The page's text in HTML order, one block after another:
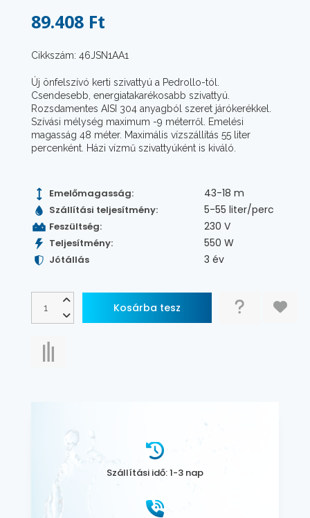
89.408 Ft
Cikkszám: 46JSN1AA1
Új önfelszívó kerti szivattyú a Pedrollo-tól.
Csendesebb, energiatakarékosabb szivattyú.
Rozsdamentes AISI 304 anyagból szeret járókerékkel.
Szívási mélység maximum -9 méterről. Emelési
magasság 48 méter. Maximális vízszállítás 55 liter
percenként. Házi vízmű szivattyúként is kiváló.
Emelőmagasság: 43-18 m
Szállítási teljesítmény: 5-55 liter/perc
Feszültség: 230 V
Teljesítmény: 550 W
Jótállás 3 év
Szállítási idő: 1-3 nap